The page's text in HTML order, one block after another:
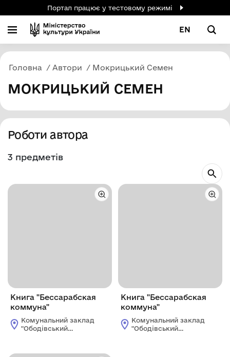
Портал працює у тестовому режимі
EN
Головна Автори Мокрицький Семен
МОКРИЦЬКИЙ СЕМЕН
Роботи автора
3 предметів
Книга "Бессарабская
коммуна"
Комунальний заклад
"Ободівський
сільської ради
Книга "Бессарабская
коммуна"
Комунальний заклад
"Ободівський